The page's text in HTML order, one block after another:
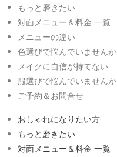
もっと磨きたい
対面メニュー＆料金 一覧
メニューの違い
色選びで悩んでいませんか
メイクに自信が持てない
服選びで悩んでいませんか
ご予約＆お問合せ
おしゃれになりたい方
もっと磨きたい
対面メニュー＆料金 一覧